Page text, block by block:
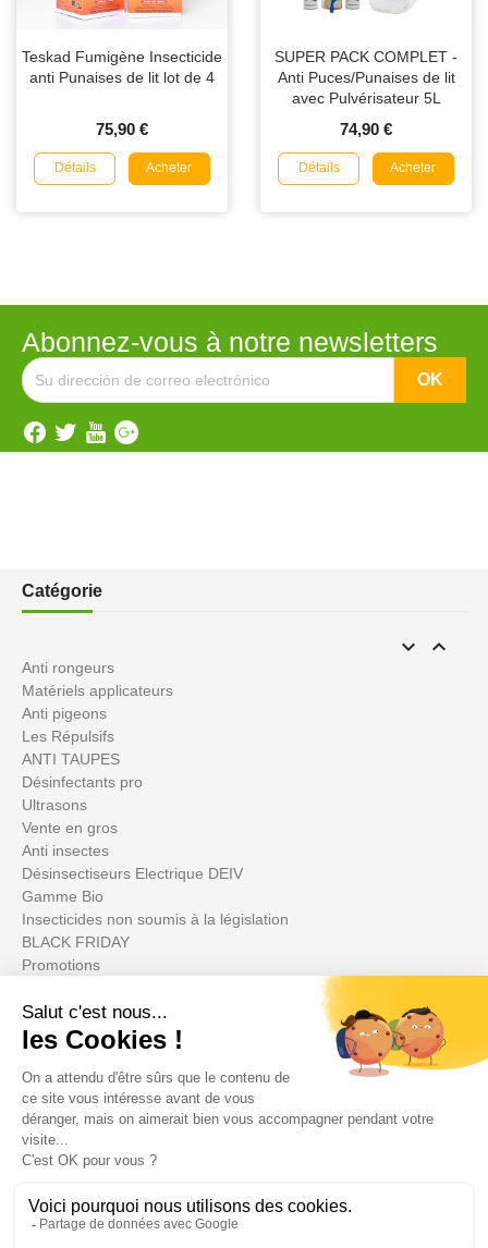
Teskad Fumigène Insecticide
anti Punaises de lit lot de 4
75,90 €
Détails Acheter
SUPER PACK COMPLET -
Anti Puces/Punaises de lit
avec Pulvérisateur 5L
74,90 €
Détails Acheter
Abonnez-vous à notre newsletters
Catégorie
 
Anti rongeurs
Matériels applicateurs
Anti pigeons
Les Répulsifs
ANTI TAUPES
Désinfectants pro
Ultrasons
Vente en gros
Anti insectes
Désinsectiseurs Electrique DEIV
Gamme Bio
Insecticides non soumis à la législation
BLACK FRIDAY
Promotions
Su cuenta
Informations